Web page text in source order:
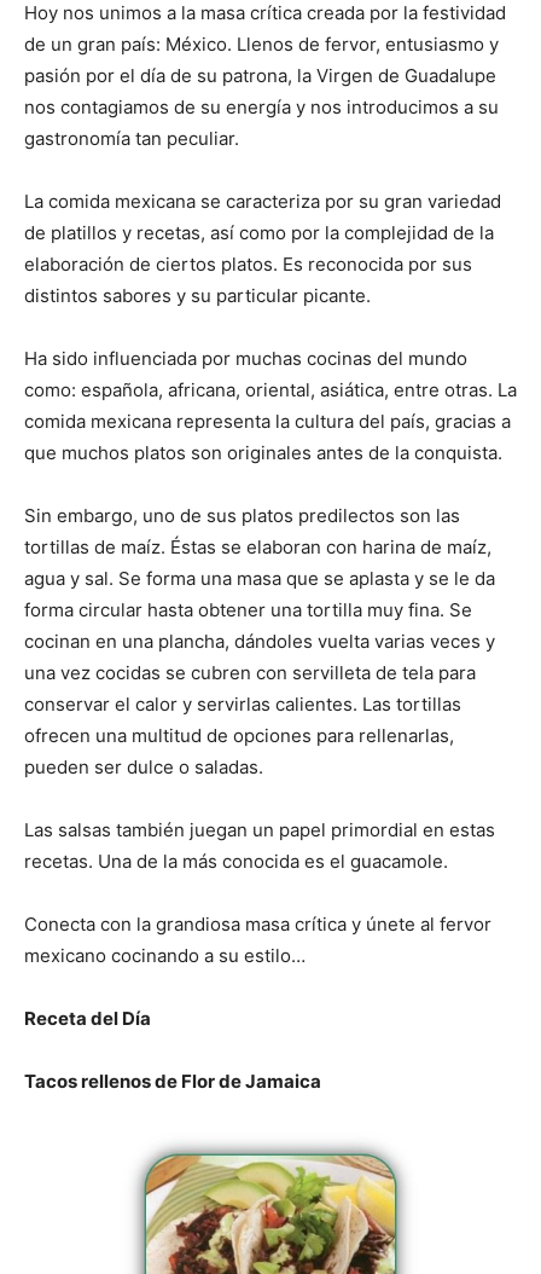
Hoy nos unimos a la masa crítica creada por la festividad
de un gran país: México. Llenos de fervor, entusiasmo y
pasión por el día de su patrona, la Virgen de Guadalupe
nos contagiamos de su energía y nos introducimos a su
gastronomía tan peculiar.
La comida mexicana se caracteriza por su gran variedad
de platillos y recetas, así como por la complejidad de la
elaboración de ciertos platos. Es reconocida por sus
distintos sabores y su particular picante.
Ha sido influenciada por muchas cocinas del mundo
como: española, africana, oriental, asiática, entre otras. La
comida mexicana representa la cultura del país, gracias a
que muchos platos son originales antes de la conquista.
Sin embargo, uno de sus platos predilectos son las
tortillas de maíz. Éstas se elaboran con harina de maíz,
agua y sal. Se forma una masa que se aplasta y se le da
forma circular hasta obtener una tortilla muy fina. Se
cocinan en una plancha, dándoles vuelta varias veces y
una vez cocidas se cubren con servilleta de tela para
conservar el calor y servirlas calientes. Las tortillas
ofrecen una multitud de opciones para rellenarlas,
pueden ser dulce o saladas.
Las salsas también juegan un papel primordial en estas
recetas. Una de la más conocida es el guacamole.
Conecta con la grandiosa masa crítica y únete al fervor
mexicano cocinando a su estilo…
Receta del Día
Tacos rellenos de Flor de Jamaica